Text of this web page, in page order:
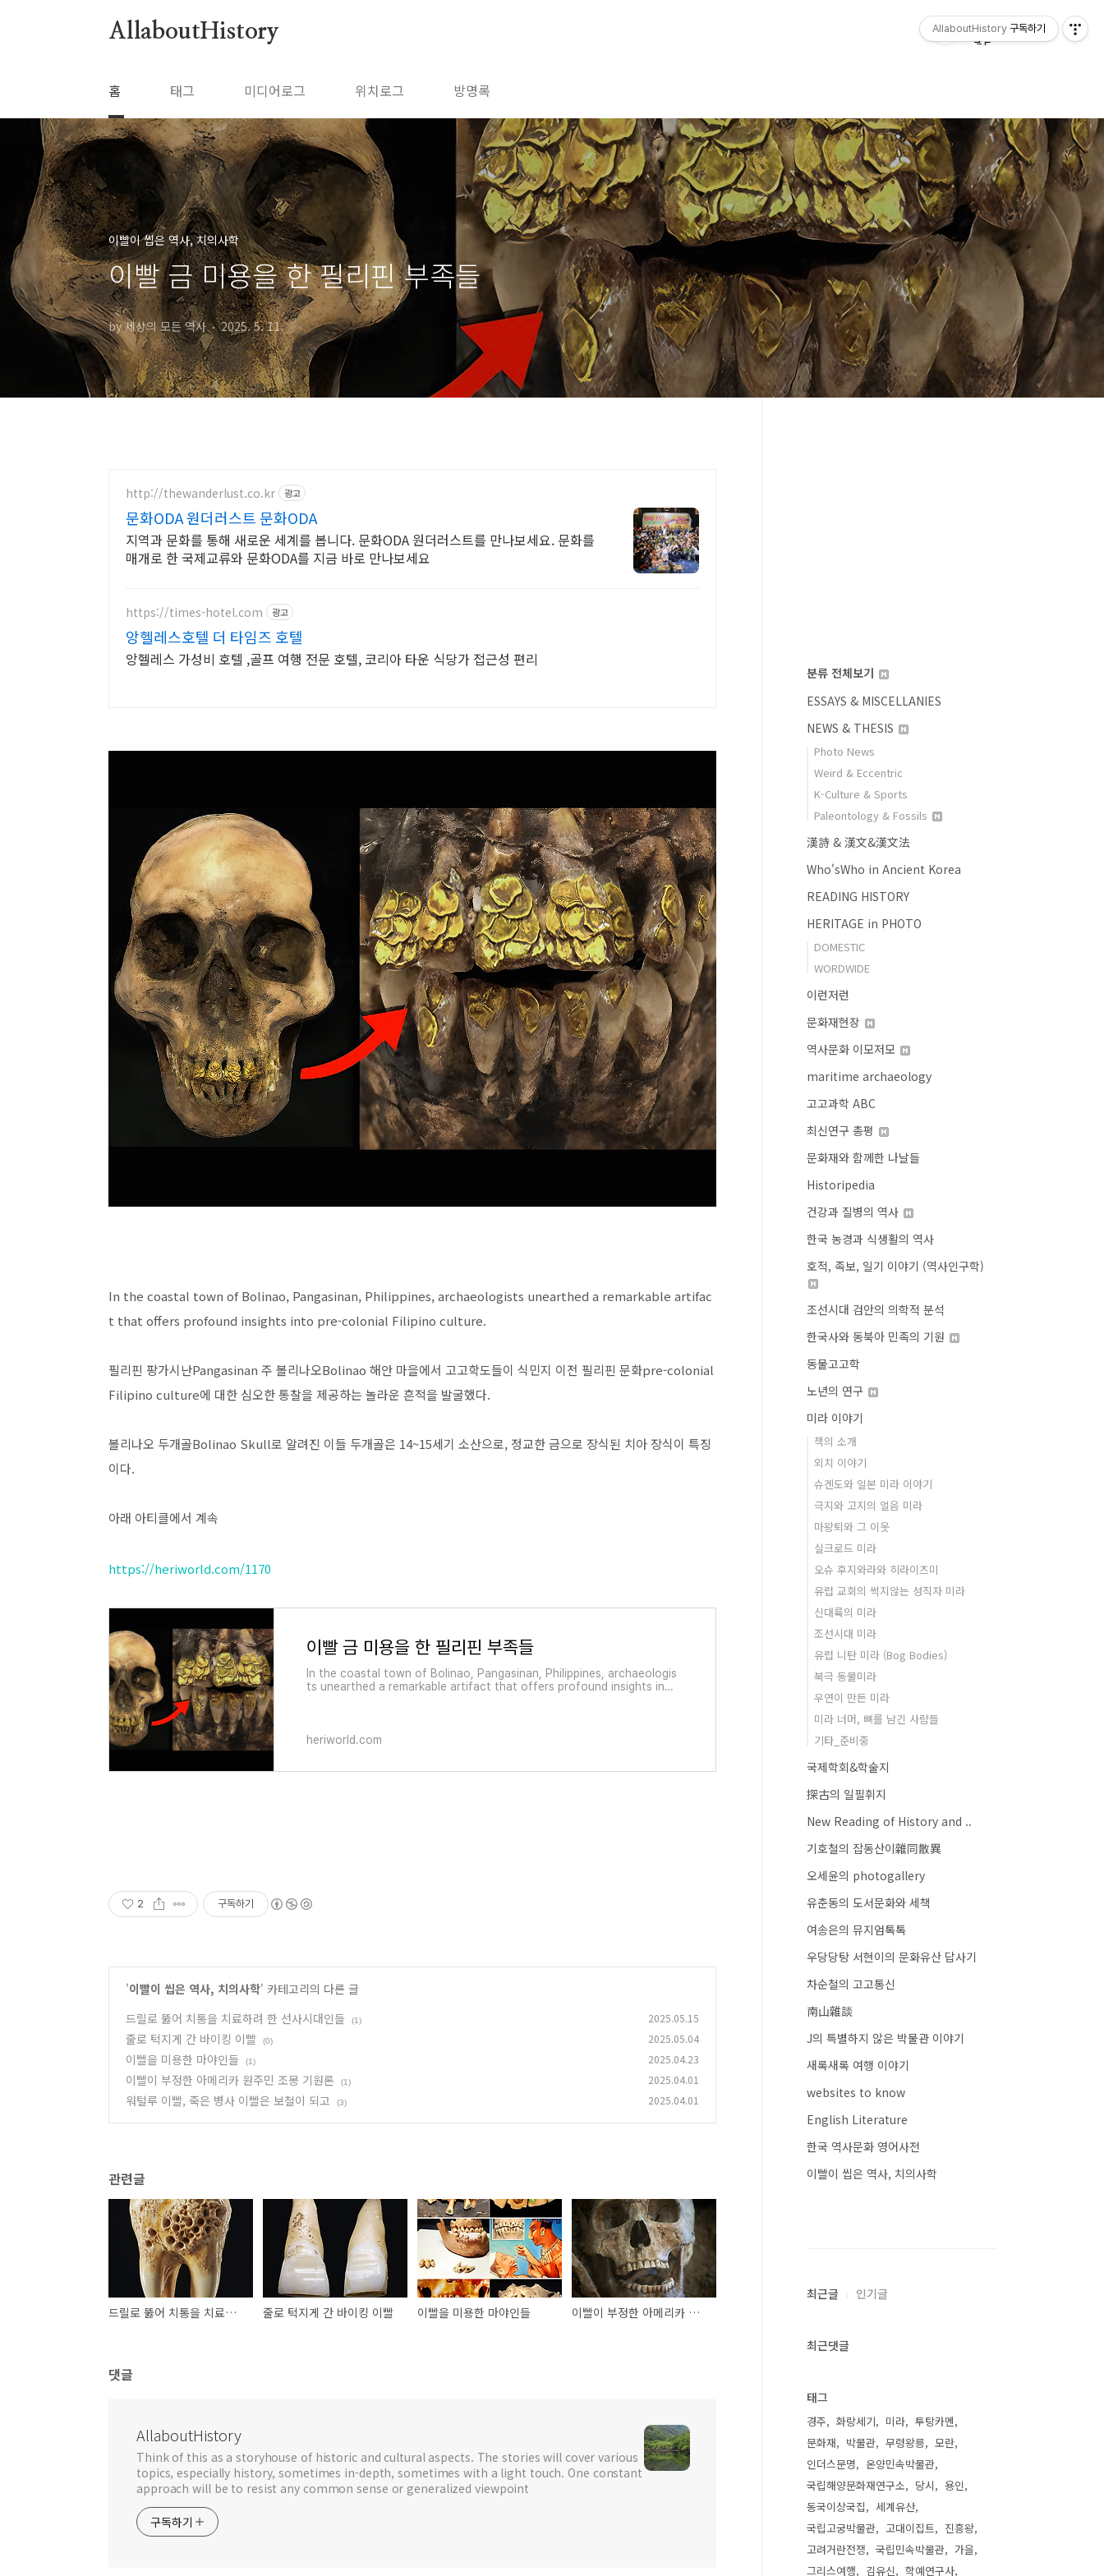
AllaboutHistory
홈 태그 미디어로그 위치로그 방명록
이빨이 씹은 역사, 치의사학
이빨 금 미용을 한 필리핀 부족들
by 세상의 모든 역사 2025. 5. 11.
http://thewanderlust.co.kr 광고
문화ODA 원더러스트 문화ODA
지역과 문화를 통해 새로운 세계를 봅니다. 문화ODA 원더러스트를 만나보세요. 문화를
매개로 한 국제교류와 문화ODA를 지금 바로 만나보세요
https://times-hotel.com 광고
앙헬레스호텔 더 타임즈 호텔
앙헬레스 가성비 호텔 ,골프 여행 전문 호텔, 코리아 타운 식당가 접근성 편리
In the coastal town of Bolinao, Pangasinan, Philippines, archaeologists unearthed a remarkable artifac
t that offers profound insights into pre-colonial Filipino culture.
필리핀 팡가시난Pangasinan 주 볼리나오Bolinao 해안 마을에서 고고학도들이 식민지 이전 필리핀 문화pre-colonial
Filipino culture에 대한 심오한 통찰을 제공하는 놀라운 흔적을 발굴했다.
볼리나오 두개골Bolinao Skull로 알려진 이들 두개골은 14~15세기 소산으로, 정교한 금으로 장식된 치아 장식이 특징
이다.
아래 아티클에서 계속
https://heriworld.com/1170
이빨 금 미용을 한 필리핀 부족들
In the coastal town of Bolinao, Pangasinan, Philippines, archaeologis
ts unearthed a remarkable artifact that offers profound insights into
heriworld.com
2 구독하기
'이빨이 씹은 역사, 치의사학' 카테고리의 다른 글
드릴로 뚫어 치통을 치료하려 한 선사시대인들
(1) 2025.05.15
줄로 턱지게 간 바이킹 이빨 (0) 2025.05.04
이빨을 미용한 마야인들 (1) 2025.04.23
이빨이 부정한 아메리카 원주민 조몽 기원론 (1) 2025.04.01
워털루 이빨, 죽은 병사 이빨은 보철이 되고 (3) 2025.04.01
관련글
드릴로 뚫어 치통을 치료하려 한 선사시대인들 줄로 턱지게 간 바이킹 이빨 이빨을 미용한 마야인들 이빨이 부정한 아메리카 원주민 조몽 기원론
댓글
AllaboutHistory
Think of this as a storyhouse of historic and cultural aspects. The stories will cover various
topics, especially history, sometimes in-depth, sometimes with a light touch. One constant
approach will be to resist any common sense or generalized viewpoint
구독하기
분류 전체보기
ESSAYS & MISCELLANIES
NEWS & THESIS
Photo News
Weird & Eccentric
K-Culture & Sports
Paleontology & Fossils
漢詩 & 漢文&漢文法
Who'sWho in Ancient Korea
READING HISTORY
HERITAGE in PHOTO
DOMESTIC
WORDWIDE
이런저런
문화재현장
역사문화 이모저모
maritime archaeology
고고과학 ABC
최신연구 총평
문화재와 함께한 나날들
Historipedia
건강과 질병의 역사
한국 농경과 식생활의 역사
호적, 족보, 일기 이야기 (역사인구학)
조선시대 검안의 의학적 분석
한국사와 동북아 민족의 기원
동물고고학
노년의 연구
미라 이야기
책의 소개
외치 이야기
슈겐도와 일본 미라 이야기
극지와 고지의 얼음 미라
마왕퇴와 그 이웃
실크로드 미라
오슈 후지와라와 히라이즈미
유럽 교회의 썩지않는 성직자 미라
신대륙의 미라
조선시대 미라
유럽 니탄 미라 (Bog Bodies)
북극 동물미라
우연이 만든 미라
미라 너머, 뼈를 남긴 사람들
기타_준비중
국제학회&학술지
探古의 일필휘지
New Reading of History and ..
기호철의 잡동산이雜同散異
오세윤의 photogallery
유춘동의 도서문화와 세책
여송은의 뮤지엄톡톡
우당당탕 서현이의 문화유산 답사기
차순철의 고고통신
南山雜談
J의 특별하지 않은 박물관 이야기
새록새록 여행 이야기
websites to know
English Literature
한국 역사문화 영어사전
이빨이 씹은 역사, 치의사학
최근글 인기글
최근댓글
태그
경주 화랑세기 미라
투탕카멘
문화재
박물관 무령왕릉
모란
인더스문명
온양민속박물관
국립해양문화재연구소
당시
용인
동국이상국집
세계유산
국립고궁박물관
고대이집트
진흥왕
고려거란전쟁
국립민속박물관
가을
그리스여행
김유신 학예연구사
AllaboutHistory 구독하기